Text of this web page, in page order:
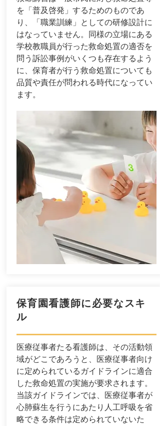
を「普及啓発」するためのものであ
り、「職業訓練」としての研修設計に
はなっていません。同様の立場にある
学校教職員が行った救命処置の適否を
問う訴訟事例がいくつも存在するよう
に、保育者が行う救命処置についても
品質や責任が問われる時代になってい
ます。
保育園看護師に必要なスキ
ル
医療従事者たる看護師は、その活動領
域がどこであろうと、医療従事者向け
に定められているガイドラインに適合
した救命処置の実施が要求されます。
当該ガイドラインでは、医療従事者が
心肺蘇生を行うにあたり人工呼吸を省
略できる条件は定められていないた